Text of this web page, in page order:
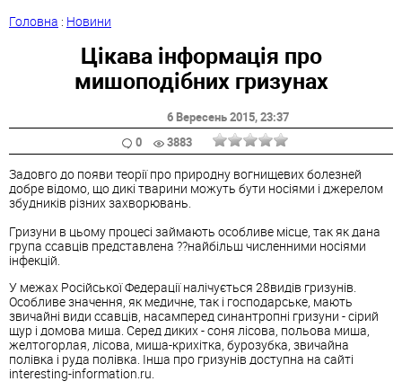
Головна : Новини
Цікава інформація про
мишоподібних гризунах
6 Вересень 2015, 23:37
0
3883
Задовго до появи теорії про природну вогнищевих болезней
добре відомо, що дикі тварини можуть бути носіями і джерелом
збудників різних захворювань.
Гризуни в цьому процесі займають особливе місце, так як дана
група ссавців представлена ??найбільш численними носіями
інфекцій.
У межах Російської Федерації налічується 28видів гризунів.
Особливе значення, як медичне, так і господарське, мають
звичайні види ссавців, насамперед синантропні гризуни - сірий
щур і домова миша. Серед диких - соня лісова, польова миша,
желтогорлая, лісова, миша-крихітка, бурозубка, звичайна
полівка і руда полівка. Інша про гризунів доступна на сайті
interesting-information.ru.